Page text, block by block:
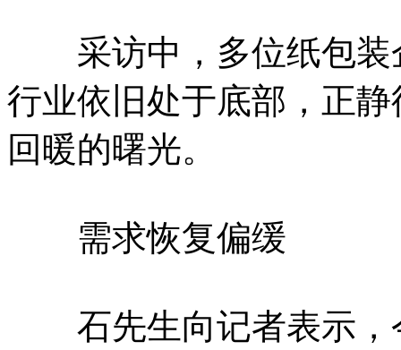
采访中，多位纸包装
行业依旧处于底部，正
回暖的曙光。
需求恢复偏缓
石先生向记者表示，